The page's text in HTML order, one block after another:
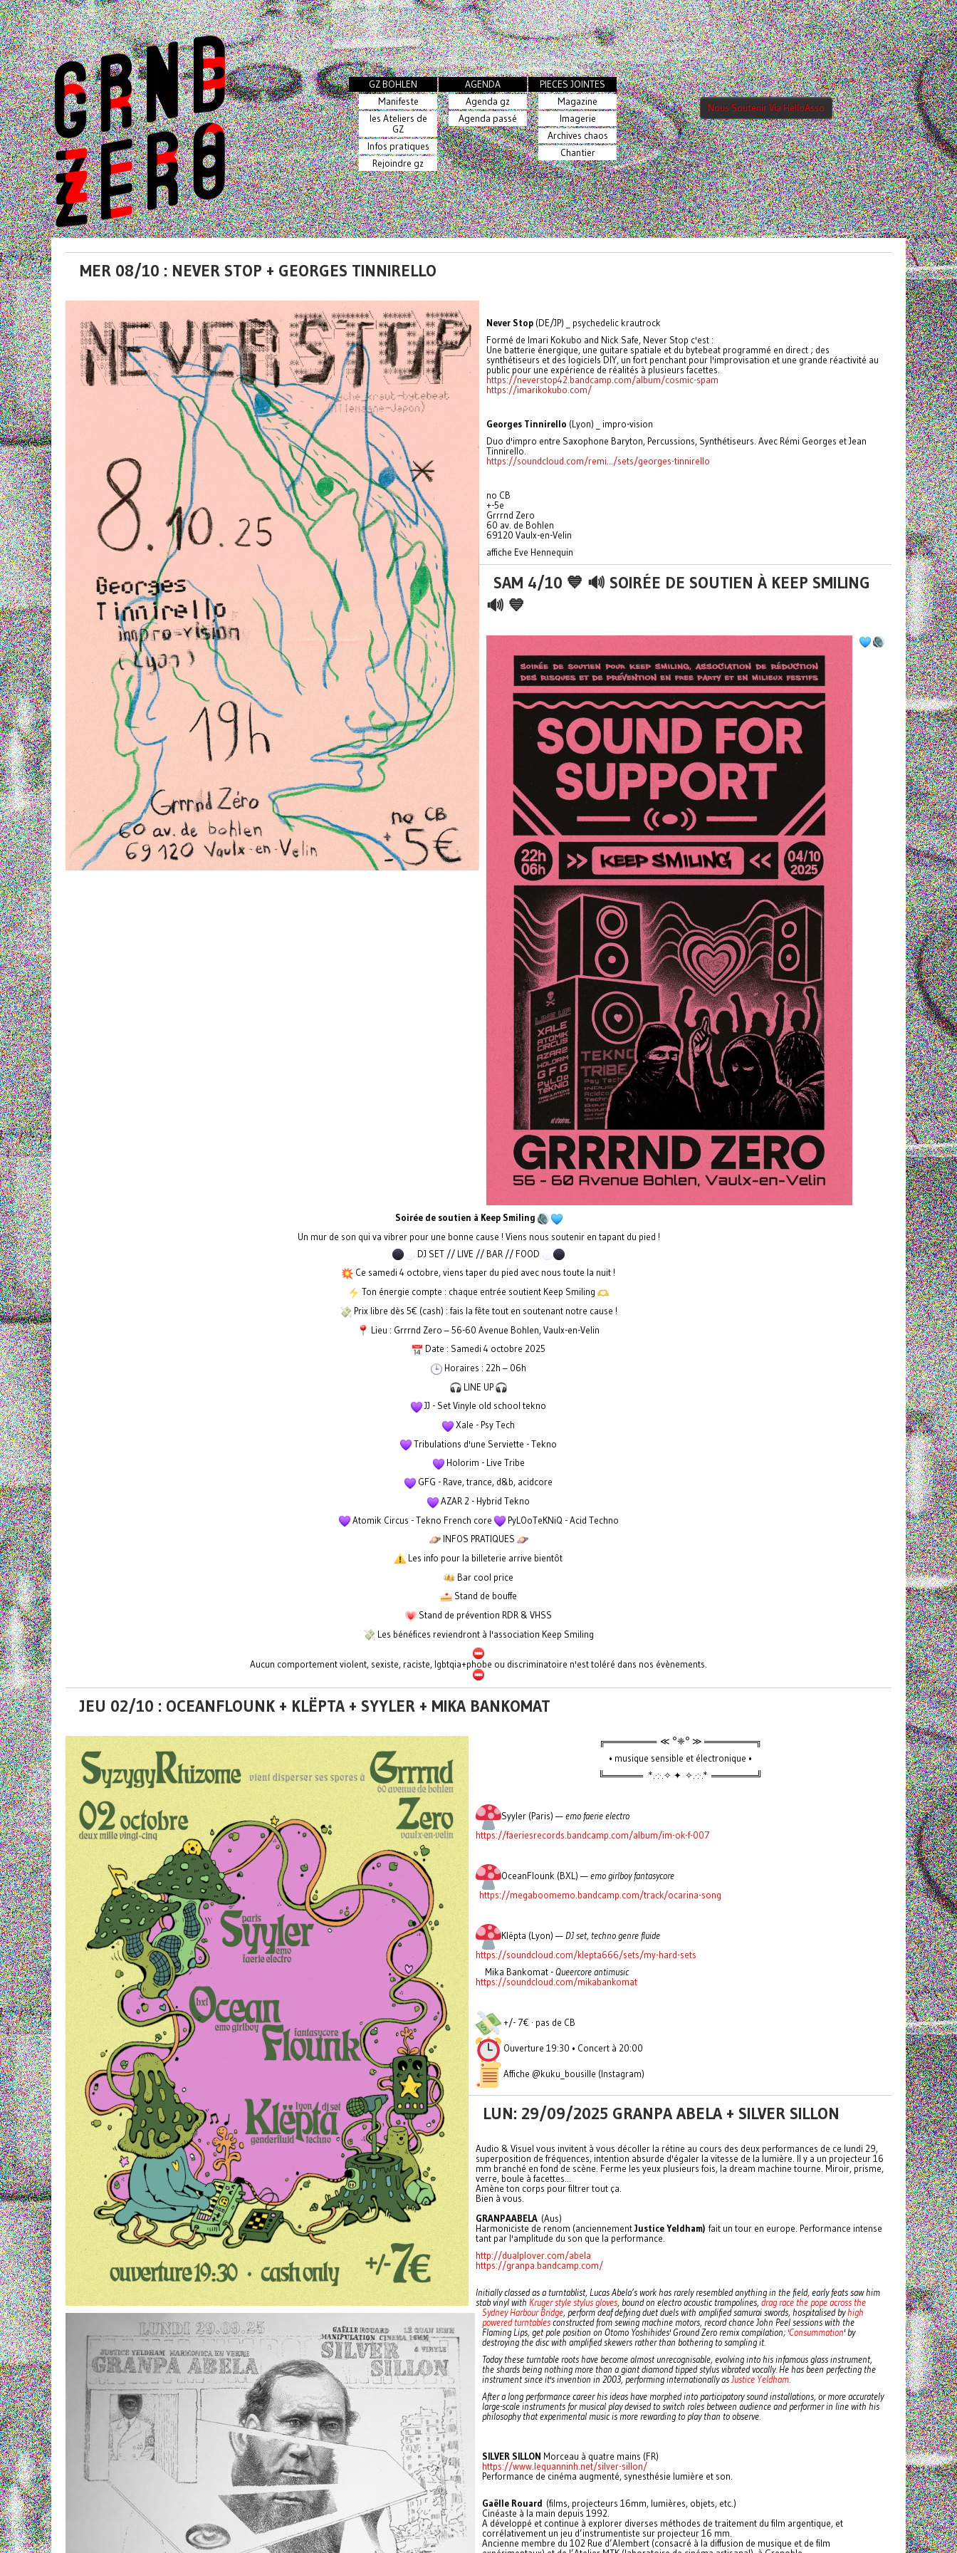
GZ BOHLEN
Manifeste
les Ateliers de
GZ
Infos pratiques
Rejoindre gz
AGENDA
Agenda gz
Agenda passé
PIECES JOINTES
Magazine
Imagerie
Archives chaos
Chantier
Nous Soutenir Via HelloAsso
MER 08/10 : NEVER STOP + GEORGES TINNIRELLO
Never Stop (DE/JP) _ psychedelic krautrock
Formé de Imari Kokubo and Nick Safe, Never Stop c'est :
Une batterie énergique, une guitare spatiale et du bytebeat programmé en direct ; des
synthétiseurs et des logiciels DIY, un fort penchant pour l'improvisation et une grande réactivité au
public pour une expérience de réalités à plusieurs facettes.
https://neverstop42.bandcamp.com/album/cosmic-spam
https://imarikokubo.com/
Georges Tinnirello (Lyon) _ impro-vision
Duo d'impro entre Saxophone Baryton, Percussions, Synthétiseurs. Avec Rémi Georges et Jean
Tinnirello.
https://soundcloud.com/remi.../sets/georges-tinnirello
no CB
+-5e
Grrrnd Zero
60 av. de Bohlen
69120 Vaulx-en-Velin
affiche Eve Hennequin
SAM 4/10 💙 🔊 SOIRÉE DE SOUTIEN À KEEP SMILING
🔊 💙
Soirée de soutien à Keep Smiling
Un mur de son qui va vibrer pour une bonne cause ! Viens nous soutenir en tapant du pied !
DJ SET // LIVE // BAR // FOOD
Ce samedi 4 octobre, viens taper du pied avec nous toute la nuit !
Ton énergie compte : chaque entrée soutient Keep Smiling
Prix libre dès 5€ (cash) : fais la fête tout en soutenant notre cause !
Lieu : Grrrnd Zero – 56-60 Avenue Bohlen, Vaulx-en-Velin
Date : Samedi 4 octobre 2025
Horaires : 22h – 06h
LINE UP
JJ - Set Vinyle old school tekno
Xale - Psy Tech
Tribulations d'une Serviette - Tekno
Holorim - Live Tribe
GFG - Rave, trance, d&b, acidcore
AZAR 2 - Hybrid Tekno
Atomik Circus - Tekno French core
PyLOoTeKNiQ - Acid Techno
INFOS PRATIQUES
Les info pour la billeterie arrive bientôt
Bar cool price
Stand de bouffe
Stand de prévention RDR & VHSS
Les bénéfices reviendront à l'association Keep Smiling
Aucun comportement violent, sexiste, raciste, lgbtqia+phobe ou discriminatoire n'est toléré dans nos évènements.
JEU 02/10 : OCEANFLOUNK + KLËPTA + SYYLER + MIKA BANKOMAT
╔════════ ≪ °❈° ≫ ════════╗
• musique sensible et électronique •
╚══════ *.·:·.✧ ✦ ✧.·:·.* ═══════╝
Syyler (Paris) —emo faerie electro
https://faeriesrecords.bandcamp.com/album/im-ok-f-007
OceanFlounk (BXL) —emo girlboy fantasycore
https://megaboomemo.bandcamp.com/track/ocarina-song
Klëpta (Lyon) —DJ set, techno genre fluide
https://soundcloud.com/klepta666/sets/my-hard-sets
Mika Bankomat -Queercore antimusic
https://soundcloud.com/mikabankomat
+/- 7€ · pas de CB
Ouverture 19:30 • Concert à 20:00
Affiche @kuku_bousille (Instagram)
LUN: 29/09/2025 GRANPA ABELA + SILVER SILLON
Audio & Visuel vous invitent à vous décoller la rétine au cours des deux performances de ce lundi 29,
superposition de fréquences, intention absurde d'égaler la vitesse de la lumière. Il y a un projecteur 16
mm branché en fond de scène. Ferme les yeux plusieurs fois, la dream machine tourne. Miroir, prisme,
verre, boule à facettes...
Amène ton corps pour filtrer tout ça.
Bien à vous.
GRANPAABELA (Aus)
Harmoniciste de renom (anciennementJustice Yeldham) fait un tour en europe. Performance intense
tant par l'amplitude du son que la performance.
http://dualplover.com/abela
https://granpa.bandcamp.com/
Initially classed as a turntablist, Lucas Abela’s work has rarely resembled anything in the field, early feats saw him
stab vinyl with Kruger style stylus gloves, bound on electro acoustic trampolines,drag race the pope across the
Sydney Harbour Bridge, perform deaf defying duet duels with amplified samurai swords, hospitalised byhigh
powered turntablesconstructed from sewing machine motors, record chance John Peel sessions with the
Flaming Lips, get pole position on Otomo Yoshihides' Ground Zero remix compilation; 'Consummation' by
destroying the disc with amplified skewers rather than bothering to sampling it.
Today these turntable roots have become almost unrecognisable, evolving into his infamous glass instrument,
the shards being nothing more than a giant diamond tipped stylus vibrated vocally. He has been perfecting the
instrument since it's invention in 2003, performing internationally asJustice Yeldham.
After a long performance career his ideas have morphed into participatory sound installations, or more accurately
large-scale instruments for musical play devised to switch roles between audience and performer in line with his
philosophy that experimental music is more rewarding to play than to observe.
SILVER SILLON Morceau à quatre mains (FR)
https://www.lequanninh.net/silver-sillon/
Performance de cinéma augmenté, synesthésie lumière et son.
Gaëlle Rouard (films, projecteurs 16mm, lumières, objets, etc.)
Cinéaste à la main depuis 1992.
A développé et continue à explorer diverses méthodes de traitement du film argentique, et
corrélativement un jeu d’instrumentiste sur projecteur 16 mm.
Ancienne membre du 102 Rue d’Alembert (consacré à la diffusion de musique et de film